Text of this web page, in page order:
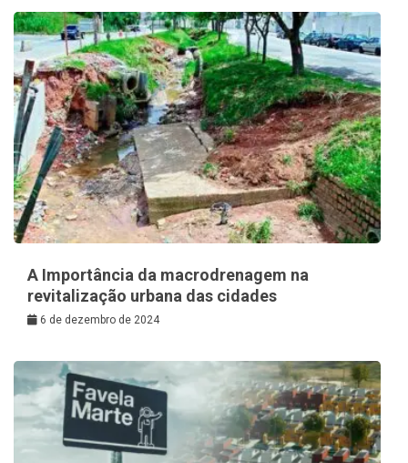
A Importância da macrodrenagem na
revitalização urbana das cidades
6 de dezembro de 2024